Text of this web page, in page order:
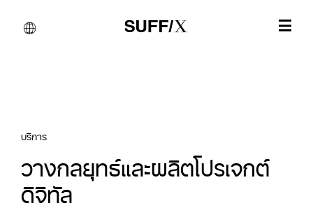
บริการ
วางกลยุทธ์และผลิตโปรเจกต์
ดิจิทัล